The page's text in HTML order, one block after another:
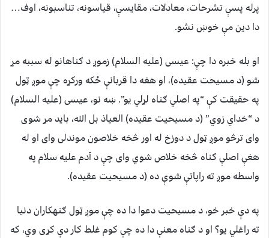
پرله پسې تشرحات، معادلات، مقایسې، قیاسونه، تناسبونه، اوف…
دا دین مې خوښ نشو.
او بله خبره دا چې: عیسی (علیه السلام) زموږ د ګناهانو له سببه مړ
شو (د مسیحت عقیده)، او هغه دا قربانې ځکه ورکړه چې موږ ټول
په حقیقت کې “په اصلي ګناه لړلي یو”. ښه نو، عیسی (علیه السلام)
د “خداي زوي” (د مسيحيت عقيده) العياذ بل الله،‌ باید مړ شوی
وای ترڅو موږ ټول د دوزخ له اور څخه خلاصون موندلی وای او له
هغې اصلې ګناه څخه خلاص شوي وای چې د آدم علیه سلام په
واسطه موږ ته راپاتې شوې ده (د مسیحیت عقیده).
په دې خبر خو، د مسیحیت دعوا دا ده چې موږ ټول ګنهکاران دنیا
ته راغلي یو؟ او د ګناه معنې دا ده چې کوم غلط کار دې کړی وي، که